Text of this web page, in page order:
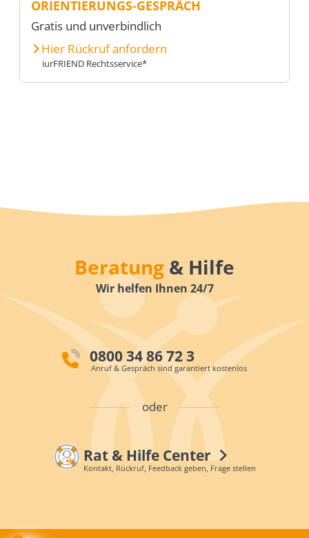
ORIENTIERUNGS-GESPRÄCH
Gratis und unverbindlich
Hier Rückruf anfordern
iurFRIEND Rechtsservice*
Beratung & Hilfe
Wir helfen Ihnen 24/7
0800 34 86 72 3
Anruf & Gespräch sind garantiert kostenlos
oder
Rat & Hilfe Center
Kontakt, Rückruf, Feedback geben, Frage stellen